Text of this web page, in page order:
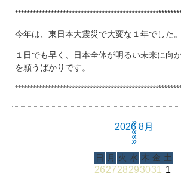
今年は、東日本大震災で大変な１年でした。
１日でも早く、日本全体が明るい未来に向
を願うばかりです。
«
«
2026 8月
»
»
日 月 火 水 木 金 土
262728293031
1